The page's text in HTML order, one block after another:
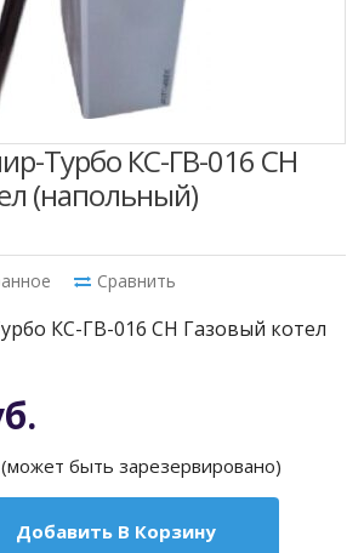
Турбо КС-ГВ-016 СН
(напольный)
Сравнить
КС-ГВ-016 СН Газовый котел
быть зарезервировано)
Добавить В Корзину